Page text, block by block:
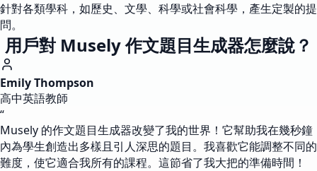
針對各類學科，如歷史、文學、科學或社會科學，產生定製的提
問。
用戶對 Musely 作文題目生成器怎麼說？
Emily Thompson
高中英語教師
“
Musely 的作文題目生成器改變了我的世界！它幫助我在幾秒鐘
內為學生創造出多樣且引人深思的題目。我喜歡它能調整不同的
難度，使它適合我所有的課程。這節省了我大把的準備時間！